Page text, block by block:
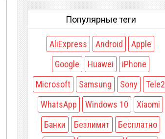
Популярные теги
AliExpress Android
Apple
Google
Huawei
iPhone
Microsoft
Samsung Sony
Tele2
WhatsApp
Windows 10
Xiaomi
Банки
Безлимит
Бесплатно